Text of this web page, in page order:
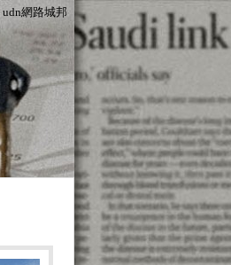
udn網路城邦